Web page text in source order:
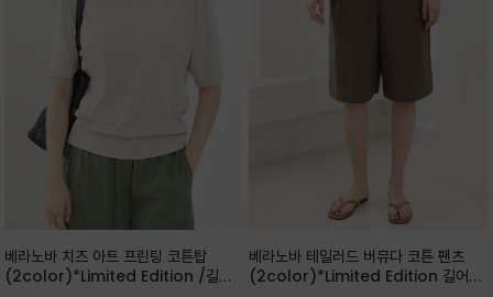
베라노바 치즈 아트 프린팅 코튼탑
(2color)*Limited Edition /길어
베라노바 테일러드 버뮤다 코튼 팬츠
(2color)*Limited Edition 길어진